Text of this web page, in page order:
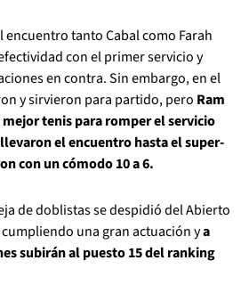
encuentro tanto Cabal como Farah
con el primer servicio y
en contra. Sin embargo, en el
y sirvieron para partido, pero Ram
tenis para romper el servicio
el encuentro hasta el super-
con un cómodo 10 a 6.
de doblistas se despidió del Abierto
una gran actuación ya
subirán al puesto 15 del ranking